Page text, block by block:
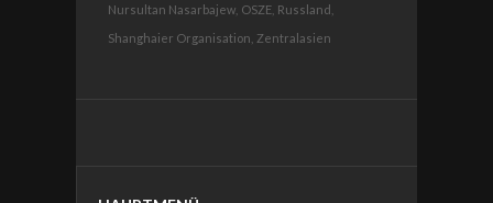
Nursultan Nasarbajew, OSZE, Russland,
Shanghaier Organisation, Zentralasien